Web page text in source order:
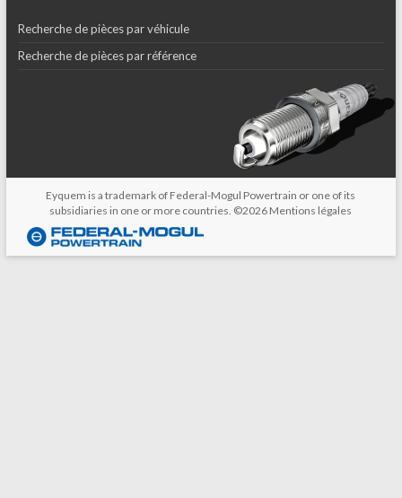
Recherche de pièces par véhicule
Recherche de pièces par référence
Eyquem is a trademark of Federal-Mogul Powertrain or one of its
subsidiaries in one or more countries. ©2026 Mentions légales